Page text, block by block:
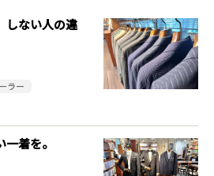
しない人の違
ラー
着を。